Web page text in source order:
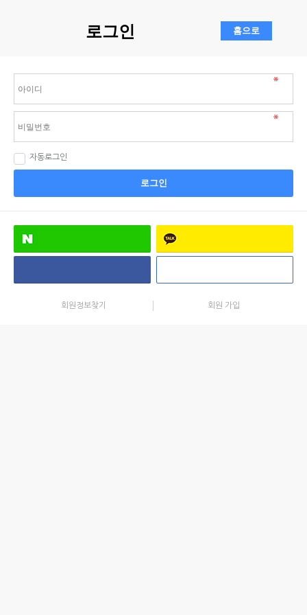
로그인
자동로그인
로그인
회원정보찾기 회원 가입